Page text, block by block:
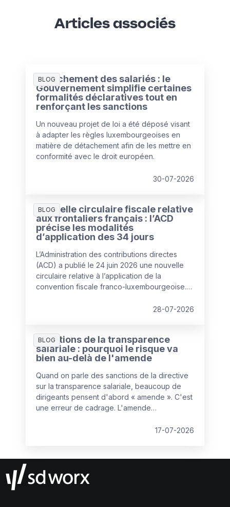
Articles associés
BLOG
Détachement des salariés : le
Gouvernement simplifie certaines
formalités déclaratives tout en
renforçant les sanctions
Un nouveau projet de loi a été déposé visant
à adapter les règles luxembourgeoises en
matière de détachement afin de les mettre en
conformité avec le droit européen.
30-07-2026
BLOG
Nouvelle circulaire fiscale relative
aux frontaliers français : l’ACD
précise les modalités
d’application des 34 jours
L’Administration des contributions directes
(ACD) a publié le 24 juin 2026 une nouvelle
circulaire relative à l’application de la
convention fiscale franco-luxembourgeoise.
apporte plusieurs clarifications pratiques
travailleurs frontaliers depuis l'entrée en
vigueur de l’avenant à la convention fiscale au
1er janvier 2023.
28-07-2026
BLOG
Sanctions de la transparence
salariale : pourquoi le risque va
bien au-delà de l'amende
Quand on parle des sanctions de la directive
sur la transparence salariale, beaucoup de
dirigeants pensent d'abord « amende ». C'est
une erreur de cadrage. L'amende
dispositif, et donc, paradoxalement, la moins
salariaux vont se gagner ou se perdre.
17-07-2026